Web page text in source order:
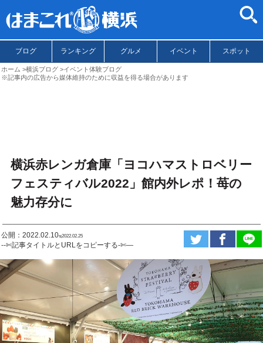
ブログ ランキング グルメ イベント スポット
ホーム 横浜ブログ
イベント体験ブログ
※記事内の広告から媒体維持のために収益を得る場合があります
横浜赤レンガ倉庫「ヨコハマストロベリー
フェスティバル2022」館内外レポ！苺の
魅力存分に
公開：2022.02.10ಇ2022.02.25
--✄記事タイトルとURLをコピーする-✄—